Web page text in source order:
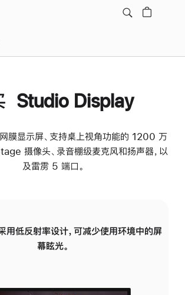
Studio Display
膜显示屏、支持桌上视角功能的 1200 万
摄像头、录音棚级麦克风和扬声器，以
及雷雳 5 端口。
用低反射率设计，可减少使用环境中的屏
幕眩光。